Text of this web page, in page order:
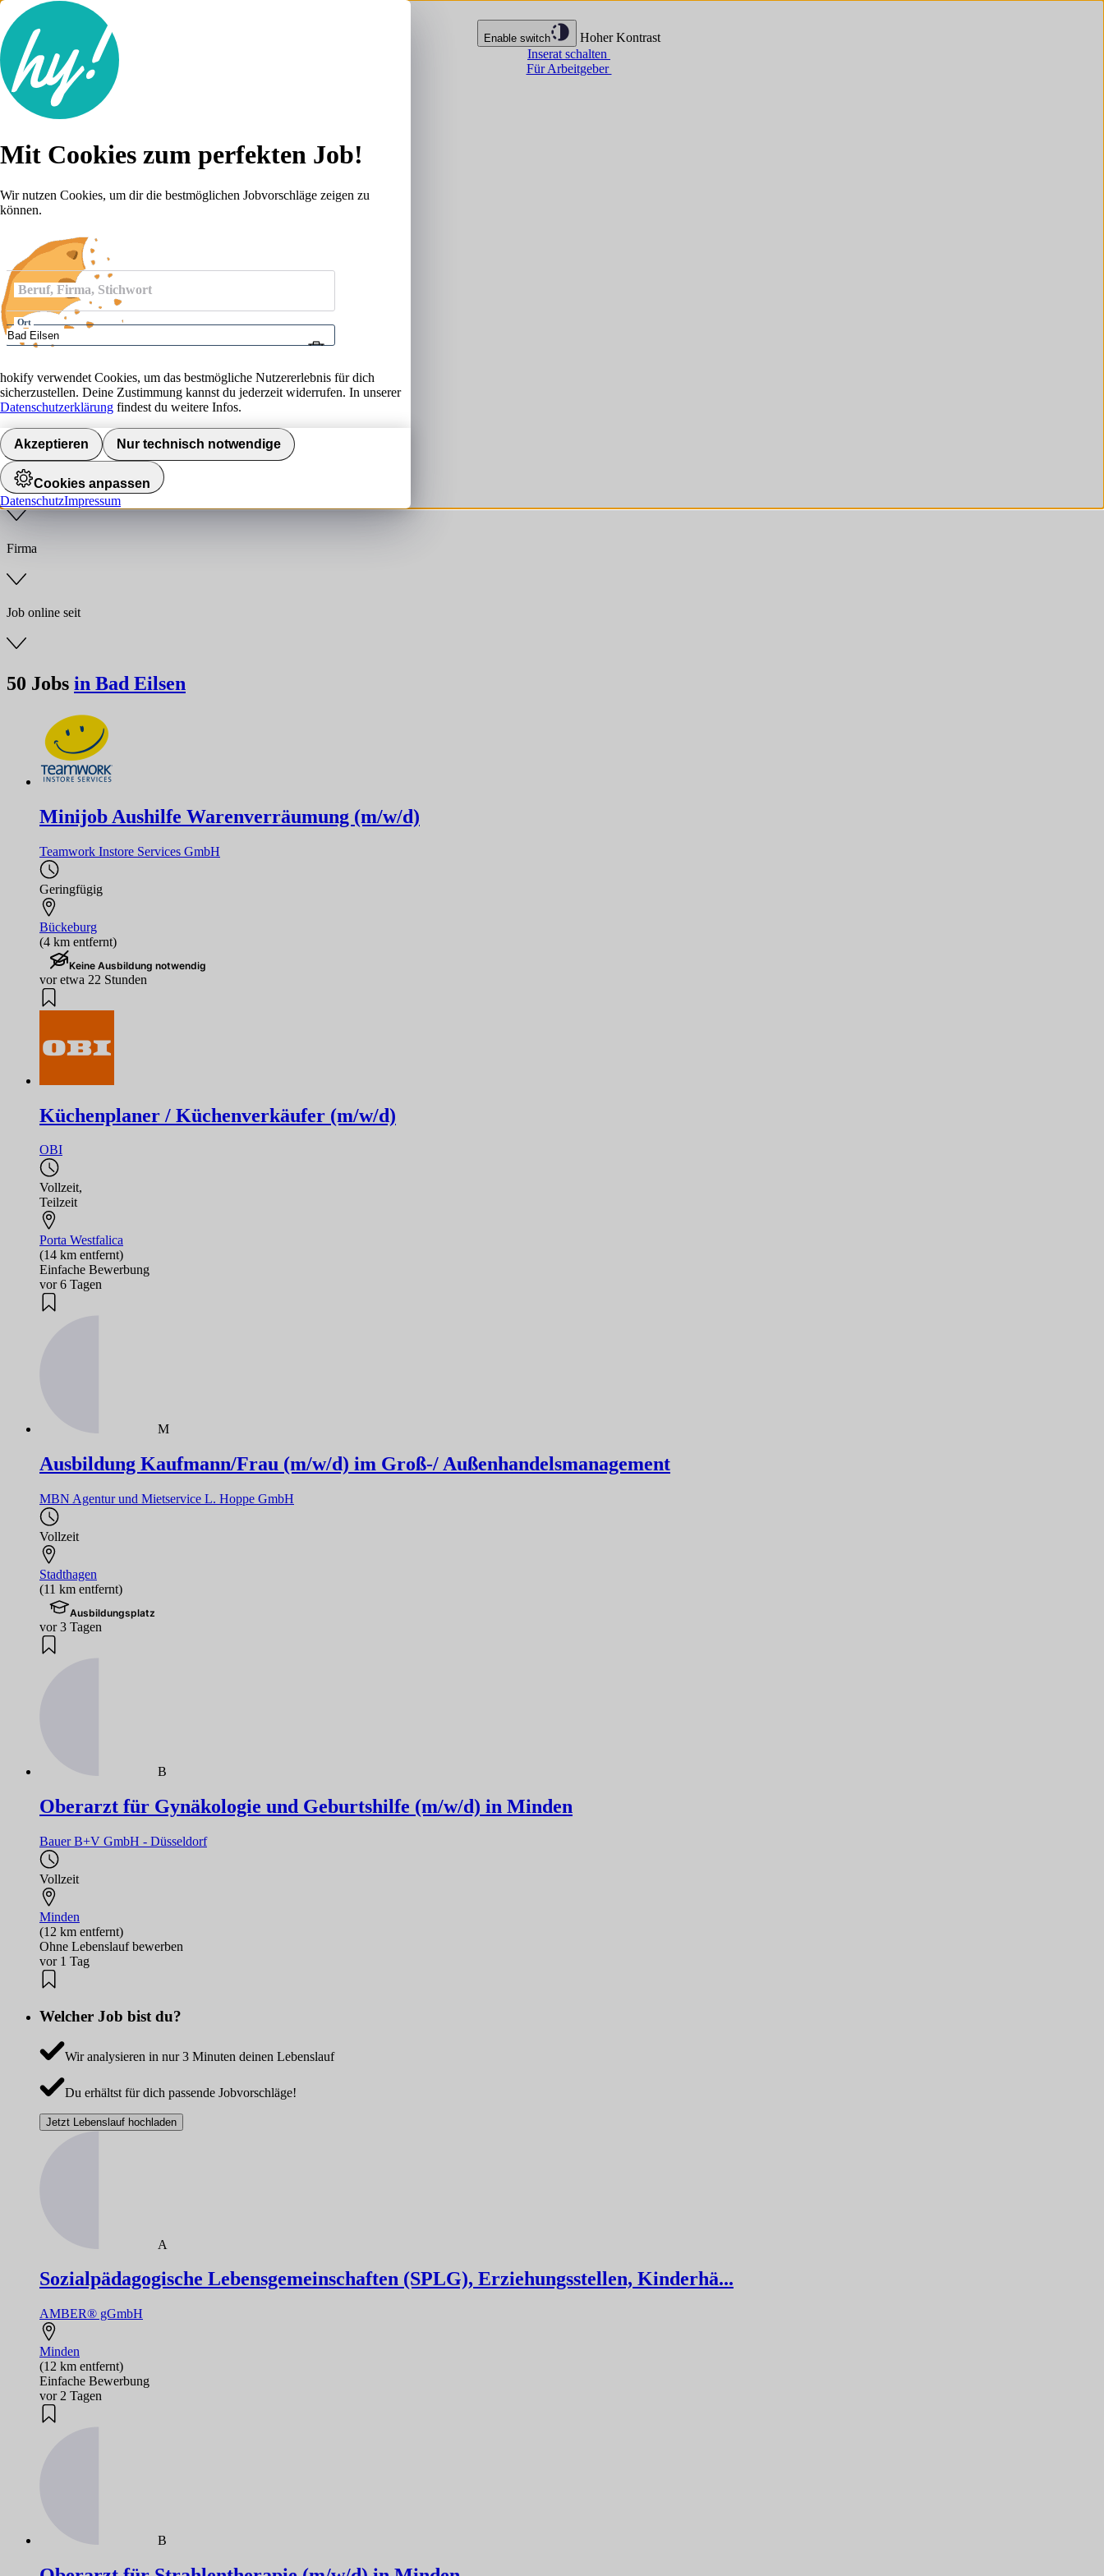
Enable switch
Hoher Kontrast
Inserat schalten
Für Arbeitgeber
Lebenslauf
Beruf, Firma, Stichwort
Ort
Jobs finden
Branche
Firma
Job online seit
50 Jobs in Bad Eilsen
Minijob Aushilfe Warenverräumung (m/w/d)
Teamwork Instore Services GmbH
Geringfügig
Bückeburg
(4 km entfernt)
Keine Ausbildung notwendig
vor etwa 22 Stunden
Küchenplaner / Küchenverkäufer (m/w/d)
OBI
Vollzeit,
Teilzeit
Porta Westfalica
(14 km entfernt)
Einfache Bewerbung
vor 6 Tagen
M
Ausbildung Kaufmann/Frau (m/w/d) im Groß-/ Außenhandelsmanagement
MBN Agentur und Mietservice L. Hoppe GmbH
Vollzeit
Stadthagen
(11 km entfernt)
Ausbildungsplatz
vor 3 Tagen
B
Oberarzt für Gynäkologie und Geburtshilfe (m/w/d) in Minden
Bauer B+V GmbH - Düsseldorf
Vollzeit
Minden
(12 km entfernt)
Ohne Lebenslauf bewerben
vor 1 Tag
Welcher Job bist du?
Wir analysieren in nur 3 Minuten deinen Lebenslauf
Du erhältst für dich passende Jobvorschläge!
Jetzt Lebenslauf hochladen
A
Sozialpädagogische Lebensgemeinschaften (SPLG), Erziehungsstellen, Kinderhä...
AMBER® gGmbH
Minden
(12 km entfernt)
Einfache Bewerbung
vor 2 Tagen
B
Mit Cookies zum perfekten Job!
Wir nutzen Cookies, um dir die bestmöglichen Jobvorschläge zeigen zu
können.
hokify verwendet Cookies, um das bestmögliche Nutzererlebnis für dich
sicherzustellen. Deine Zustimmung kannst du jederzeit widerrufen. In unserer
Datenschutzerklärung findest du weitere Infos.
Akzeptieren Nur technisch notwendige
Cookies anpassen
DatenschutzImpressum